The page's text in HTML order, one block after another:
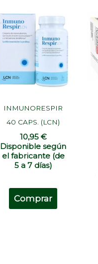
INMUNORESPIR
40 CAPS. (LCN)
10,95 €
Disponible según
el fabricante (de
5 a 7 días)
Comprar